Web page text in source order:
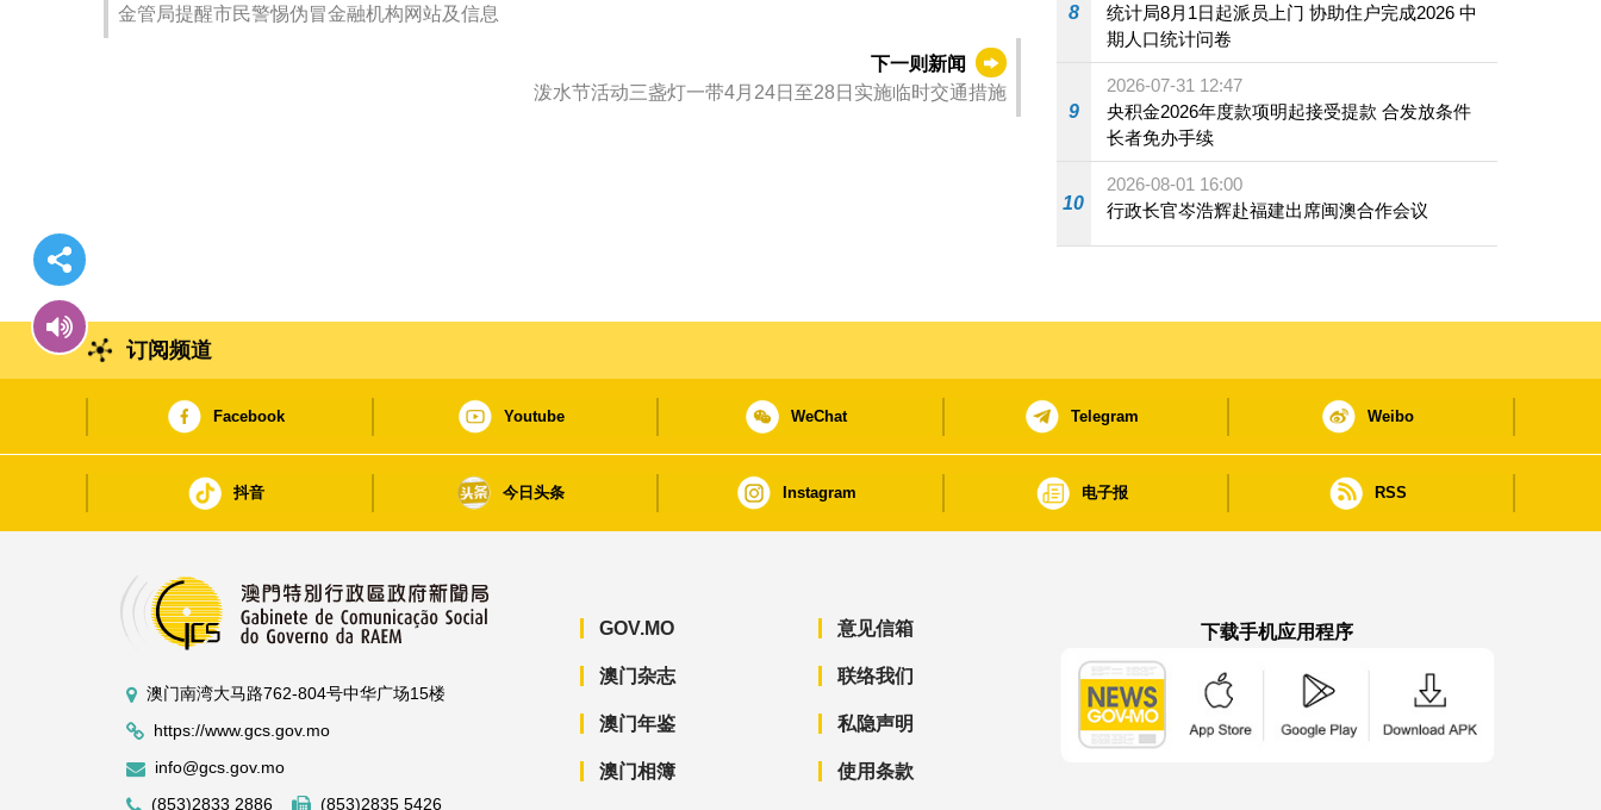
金管局提醒市民警惕伪冒金融机构网站及信息
下一则新闻
泼水节活动三盏灯一带4月24日至28日实施临时交通措施
8
统计局8月1日起派员上门 协助住户完成2026 中
期人口统计问卷
9
2026-07-31 12:47
央积金2026年度款项明起接受提款 合发放条件
长者免办手续
10
2026-08-01 16:00
行政长官岑浩辉赴福建出席闽澳合作会议
订阅频道
Facebook Youtube WeChat Telegram Weibo
抖音 今日头条 Instagram 电子报 RSS
澳门南湾大马路762-804号中华广场15楼
https://www.gcs.gov.mo
info@gcs.gov.mo
(853)2833 2886
(853)2835 5426
GOV.MO
澳门杂志
澳门年鉴
澳门相簿
意见信箱
联络我们
私隐声明
使用条款
下载手机应用程序